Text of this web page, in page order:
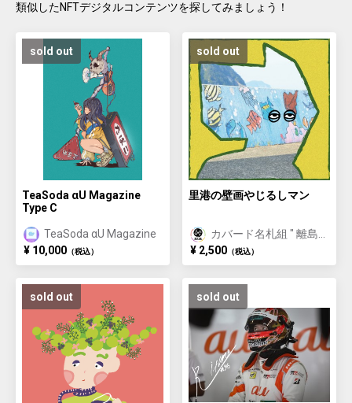
類似したNFTデジタルコンテンツを探してみましょう！
sold out
TeaSoda αU Magazine
Type C
TeaSoda αU Magazine
¥ 10,000 （税込）
sold out
里港の壁画やじるしマン
カバード名札組 " 離島
に名を刻む "
¥ 2,500 （税込）
sold out sold out